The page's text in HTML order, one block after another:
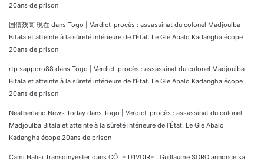
20ans de prison
国債残高 現在 dans Togo | Verdict-procès : assassinat du colonel Madjoulba
Bitala et atteinte à la sûreté intérieure de l’État. Le Gle Abalo Kadangha écope
20ans de prison
rtp sapporo88 dans Togo | Verdict-procès : assassinat du colonel Madjoulba
Bitala et atteinte à la sûreté intérieure de l’État. Le Gle Abalo Kadangha écope
20ans de prison
Neatherland News Today dans Togo | Verdict-procès : assassinat du colonel
Madjoulba Bitala et atteinte à la sûreté intérieure de l’État. Le Gle Abalo
Kadangha écope 20ans de prison
Cami Halısı Transdinyester dans CÔTE D’IVOIRE : Guillaume SORO annonce sa